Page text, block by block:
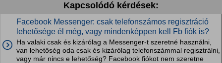
Kapcsolódó kérdések:
Facebook Messenger: csak telefonszámos regisztráció
lehetősége él még, vagy mindenképpen kell Fb fiók is?
Ha valaki csak és kizárólag a Messenger-t szeretné használni,
van lehetőség oda csak és kizárólag telefonszámmal regisztrálni,
vagy már nincs e lehetőség? Facebook fiókot nem szeretne